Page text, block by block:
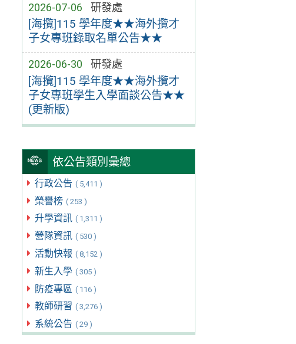
2026-07-06 研發處
[海攬]115 學年度★★海外攬才
子女專班錄取名單公告★★
2026-06-30 研發處
[海攬]115 學年度★★海外攬才
子女專班學生入學面談公告★★
(更新版)
依公告類別彙總
行政公告 ( 5,411 )
榮譽榜 ( 253 )
升學資訊 ( 1,311 )
營隊資訊 ( 530 )
活動快報 ( 8,152 )
新生入學 ( 305 )
防疫專區 ( 116 )
教師研習 ( 3,276 )
系統公告 ( 29 )